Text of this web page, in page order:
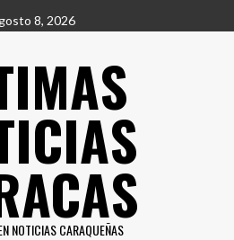
8, 2026
NOTICIAS CARAQUEÑAS